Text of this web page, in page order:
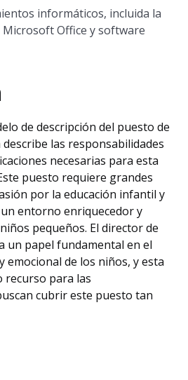
informáticos, incluida la
Microsoft Office y software
de descripción del puesto de
las responsabilidades
necesarias para esta
puesto requiere grandes
por la educación infantil y
entorno enriquecedor y
pequeños. El director de
un papel fundamental en el
emocional de los niños, y esta
recurso para las
cubrir este puesto tan